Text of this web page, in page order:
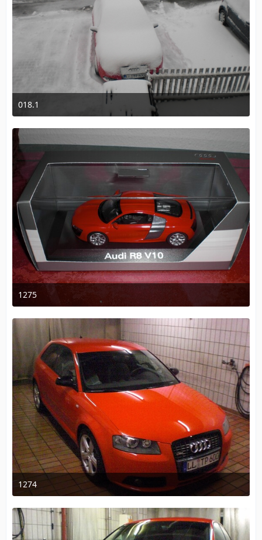
018.1
2. Januar 2010 um 12:51
1275
18. Dezember 2009 um 10:32
1274
18. Dezember 2009 um 10:32